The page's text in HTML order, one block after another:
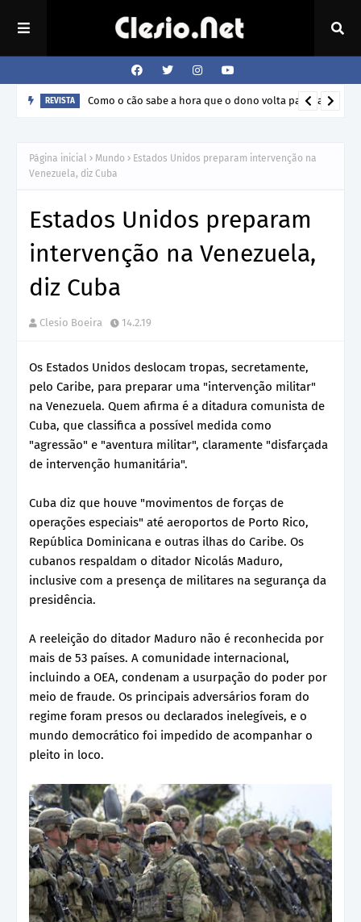
REVISTA Como o cão sabe a hora que o dono volta para casa?
Página inicial Mundo
Estados Unidos preparam intervenção na
Venezuela, diz Cuba
Estados Unidos preparam
intervenção na Venezuela,
diz Cuba
Clesio Boeira 14.2.19
Os Estados Unidos deslocam tropas, secretamente,
pelo Caribe, para preparar uma "intervenção militar"
na Venezuela. Quem afirma é a ditadura comunista de
Cuba, que classifica a possível medida como
"agressão" e "aventura militar", claramente "disfarçada
de intervenção humanitária".
Cuba diz que houve "movimentos de forças de
operações especiais" até aeroportos de Porto Rico,
República Dominicana e outras ilhas do Caribe. Os
cubanos respaldam o ditador Nicolás Maduro,
inclusive com a presença de militares na segurança da
presidência.
A reeleição do ditador Maduro não é reconhecida por
mais de 53 países. A comunidade internacional,
incluindo a OEA, condenam a usurpação do poder por
meio de fraude. Os principais adversários foram do
regime foram presos ou declarados inelegíveis, e o
mundo democrático foi impedido de acompanhar o
pleito in loco.